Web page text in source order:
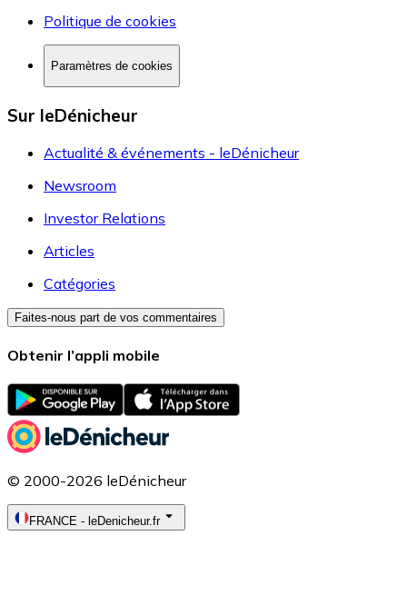
Politique de cookies
Paramètres de cookies
Sur leDénicheur
Actualité & événements - leDénicheur
Newsroom
Investor Relations
Articles
Catégories
Faites-nous part de vos commentaires
Obtenir l’appli mobile
© 2000-2026 leDénicheur
FRANCE - leDenicheur.fr